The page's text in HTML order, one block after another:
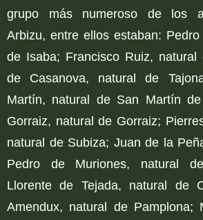
grupo más numeroso de los
Arbizu, entre ellos estaban:
de Isaba; Francisco Ruiz, natural
de Casanova, natural de
Martín, natural de San Martín
Gorraiz, natural de Gorraiz;
natural de Subiza; Juan de la
Pedro de Muriones, natural
Llorente de Tejada, natural de
Amendux, natural de Pamplona;